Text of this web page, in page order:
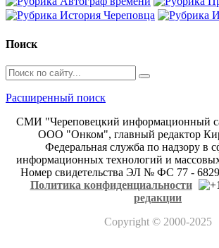
Поиск
Расширенный поиск
СМИ "Череповецкий информационный
ООО "Онком", главный редактор
Федеральная служба по надзору в
информационных технологий и
Номер свидетельства ЭЛ № ФС 77 -
Политика конфиденциальности
редакции
Copyright© 2000-2025